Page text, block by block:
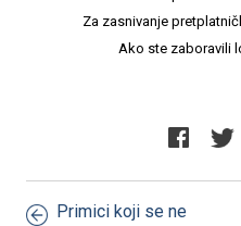
Za zasnivanje
Ako ste zaboravili
Primici koji se ne